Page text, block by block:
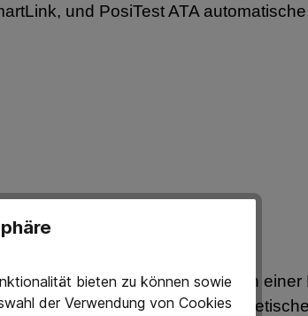
und PosiTest ATA automatische
der Farb- und der Zinkschicht in einer
6000 FNDS sowohl das
bieten zu können sowie
der Verwendung von Cookies